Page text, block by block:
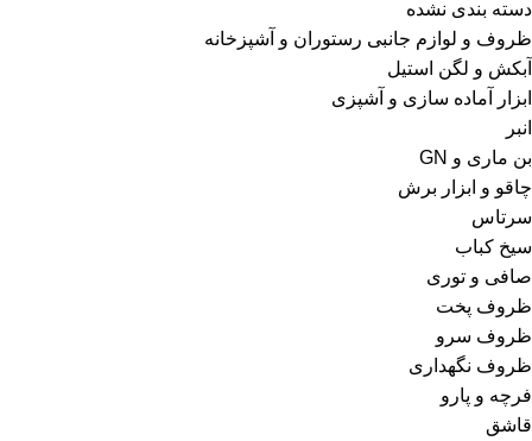
دسته بندی نشده
ظروف و لوازم جانبی رستوران و آشپزخانه
آبکش و لگن استیل
ابزار آماده سازی و آشپزی
انبر
بن ماری و GN
چاقو و ابزار برش
سرتاس
سیخ کباب
صافی و توری
ظروف پخت
ظروف سرو
ظروف نگهداری
فرچه و پارو
قاشق